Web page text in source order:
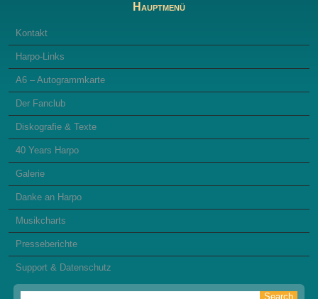
Hauptmenü
Kontakt
Harpo-Links
A6 – Autogrammkarte
Der Fanclub
Diskografie & Texte
40 Years Harpo
Galerie
Danke an Harpo
Musikcharts
Presseberichte
Support & Datenschutz